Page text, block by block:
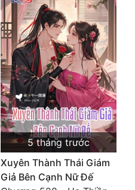
5 tháng trước
Xuyên Thành Thái Giám
Giả Bên Cạnh Nữ Đế